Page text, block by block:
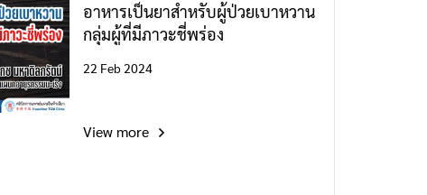
อาหารเป็นยาสำหรับผู้ป่วยเบาหวาน
กลุ่มผู้ที่มีภาวะชี่พร่อง
22 Feb 2024
View more